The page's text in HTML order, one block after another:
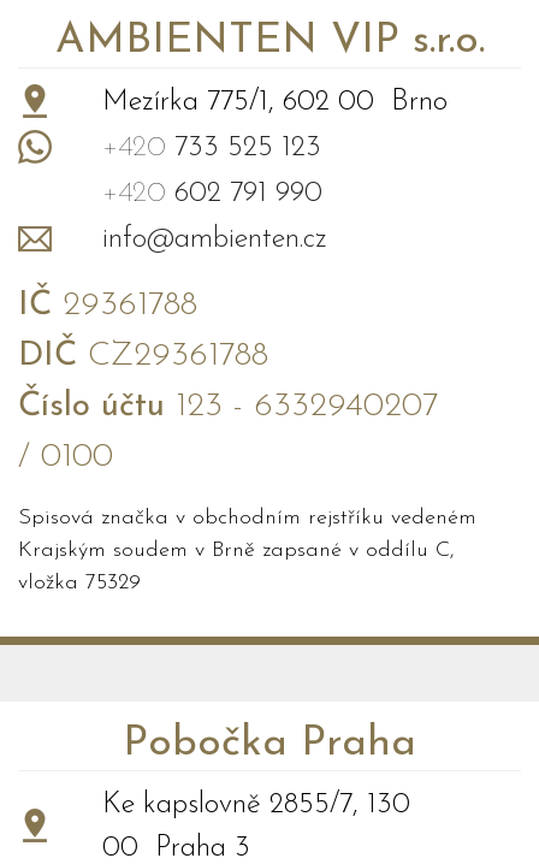
AMBIENTEN VIP s.r.o.
Mezírka 775/1, 602 00 Brno
+420 733 525 123
+420 602 791 990
info@ambienten.cz
IČ 29361788
DIČ CZ29361788
Číslo účtu 123 - 6332940207
/ 0100
Spisová značka v obchodním rejstříku vedeném
Krajským soudem v Brně zapsané v oddílu C,
vložka 75329
Pobočka Praha
Ke kapslovně 2855/7, 130
00 Praha 3